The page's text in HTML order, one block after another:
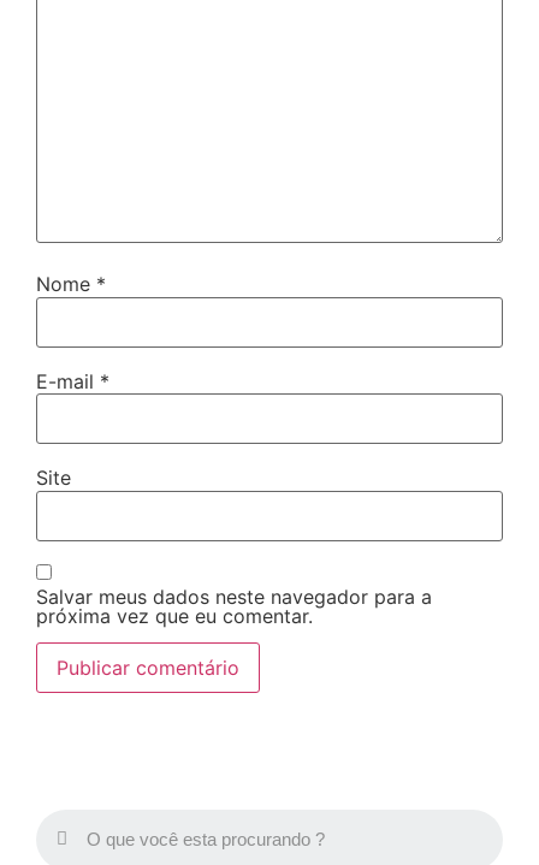
Nome *
E-mail *
Site
Salvar meus dados neste navegador para a
próxima vez que eu comentar.